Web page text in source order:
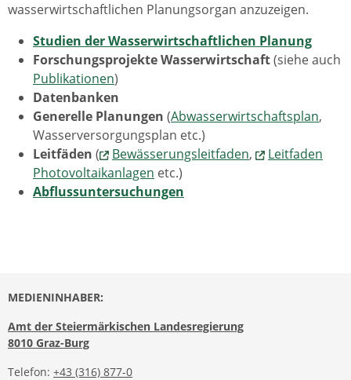
wasserwirtschaftlichen Planungsorgan anzuzeigen.
Studien der Wasserwirtschaftlichen Planung
Forschungsprojekte Wasserwirtschaft(siehe auch
Publikationen)
Datenbanken
Generelle Planungen (Abwasserwirtschaftsplan,
Wasserversorgungsplan etc.)
Leitfäden ( Bewässerungsleitfaden,
Leitfaden
Photovoltaikanlagen etc.)
Abflussuntersuchungen
MEDIENINHABER:
Amt der Steiermärkischen Landesregierung
8010 Graz-Burg
Telefon: +43 (316) 877-0